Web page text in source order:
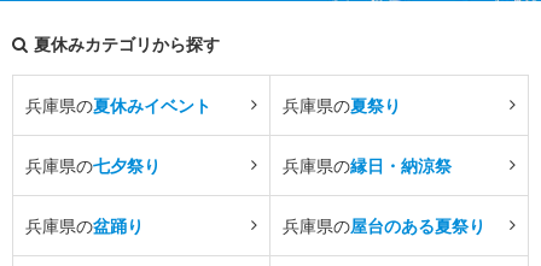
夏休みカテゴリから探す
兵庫県の夏休みイベント 兵庫県の夏祭り
兵庫県の七夕祭り 兵庫県の縁日・納涼祭
兵庫県の盆踊り 兵庫県の屋台のある夏祭り